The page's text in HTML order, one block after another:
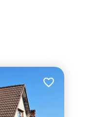
Dodaj do ulubionych